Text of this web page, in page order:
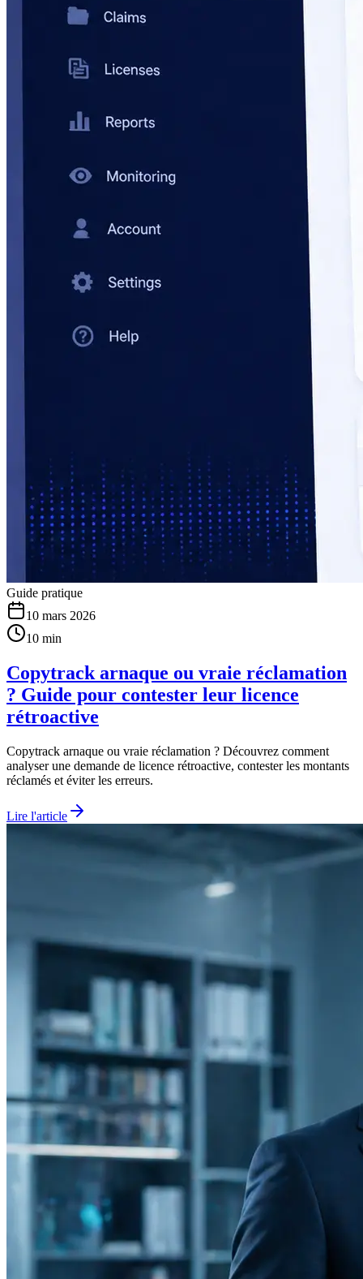
Guide pratique
10 mars 2026
10 min
Copytrack arnaque ou vraie réclamation
? Guide pour contester leur licence
rétroactive
Copytrack arnaque ou vraie réclamation ? Découvrez comment
analyser une demande de licence rétroactive, contester les montants
réclamés et éviter les erreurs.
Lire l'article